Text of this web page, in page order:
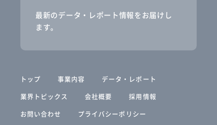
最新のデータ・レポート情報をお届けし
ます。
トップ 事業内容
データ・レポート
業界トピックス
会社概要
採用情報
お問い合わせ
プライバシーポリシー